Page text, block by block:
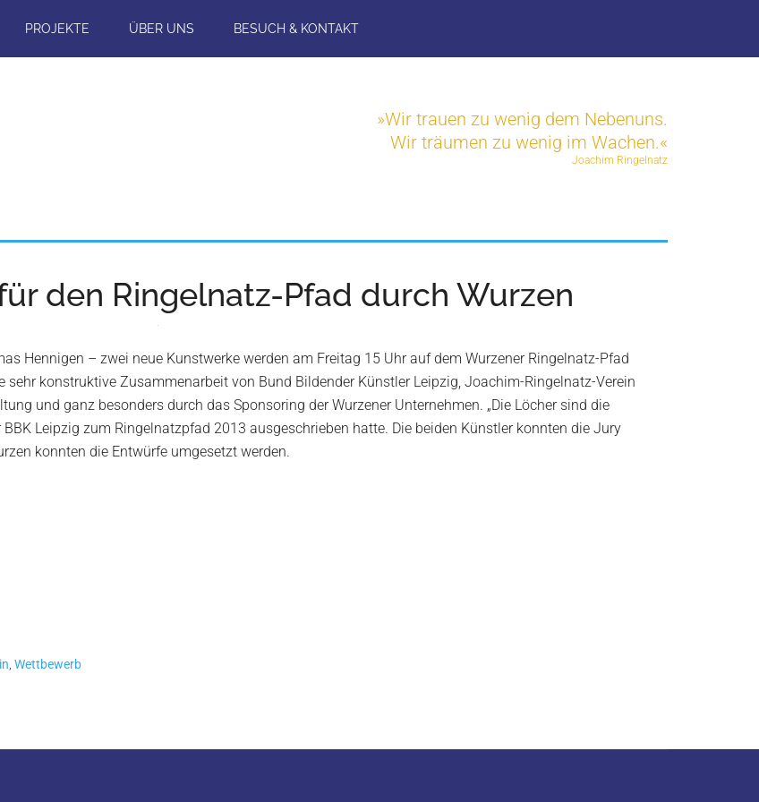
PROJEKTE ÜBER UNS BESUCH & KONTAKT
»Wir trauen zu wenig dem Nebenuns.
Wir träumen zu wenig im Wachen.«
Joachim Ringelnatz
den Ringelnatz-Pfad durch Wurzen
Hennigen – zwei neue Kunstwerke werden am Freitag 15 Uhr auf dem Wurzener Ringelnatz-Pfad
konstruktive Zusammenarbeit von Bund Bildender Künstler Leipzig, Joachim-Ringelnatz-Verein
und ganz besonders durch das Sponsoring der Wurzener Unternehmen. „Die Löcher sind die
Leipzig zum Ringelnatzpfad 2013 ausgeschrieben hatte. Die beiden Künstler konnten die Jury
konnten die Entwürfe umgesetzt werden.
Wettbewerb